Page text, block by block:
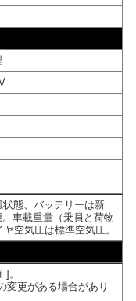
態、バッテリーは新
車載重量（乗員と荷物
空気圧は標準空気圧。
。
変更がある場合があり